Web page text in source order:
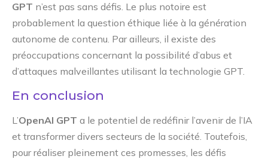
GPT n’est pas sans défis. Le plus notoire est
probablement la question éthique liée à la génération
autonome de contenu. Par ailleurs, il existe des
préoccupations concernant la possibilité d’abus et
d’attaques malveillantes utilisant la technologie GPT.
En conclusion
L’OpenAI GPT a le potentiel de redéfinir l’avenir de l’IA
et transformer divers secteurs de la société. Toutefois,
pour réaliser pleinement ces promesses, les défis